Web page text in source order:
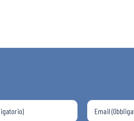
ADAPT